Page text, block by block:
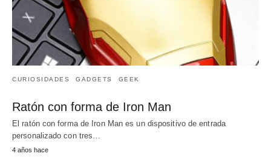
CURIOSIDADES GADGETS GEEK
Ratón con forma de Iron Man
El ratón con forma de Iron Man es un dispositivo de entrada
personalizado con tres…
4 años hace